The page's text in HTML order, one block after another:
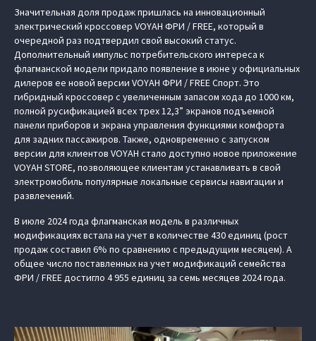
Значительная доля продаж пришлась на инновационный
электрический кроссовер VOYAH ФРИ / FREE, который в
очередной раз подтвердил свой высокий статус.
Дополнительный импульс потребительского интереса к
флагманской модели придало появление в июне у официальных
дилеров ее новой версии VOYAH ФРИ / FREE Спорт. Это
гибридный кроссовер с увеличенным запасом хода до 1000 км,
полной русификацией всех трех 12,3” экранов подъемной
панели приборов и экрана управления функциями комфорта
для задних пассажиров. Также, одновременно с запуском
версии для клиентов VOYAH стало доступно новое приложение
VOYAH STORE, позволяющее клиентам устанавливать в свой
электромобиль популярные локальные сервисы навигации и
развлечений.
В июле 2024 года флагманская модель в различных
модификациях встала на учет в количестве 430 единиц (рост
продаж составил 6% по сравнению с предыдущим месяцем). А
общее число поставленных на учет модификаций семейства
ФРИ / FREE достигло 4 955 единиц за семь месяцев 2024 года.